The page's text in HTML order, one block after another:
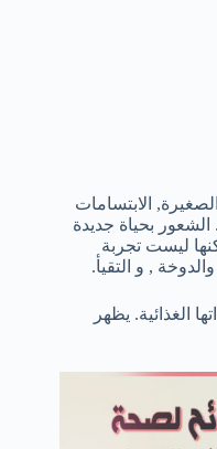
الابتسامات
بحياة جديدة
ليست تجربة
, و التقيأ.
الغذائية. يظهر